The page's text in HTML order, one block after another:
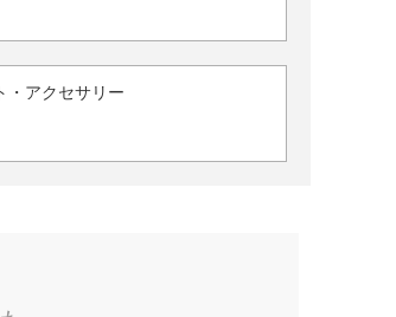
・アクセサリー